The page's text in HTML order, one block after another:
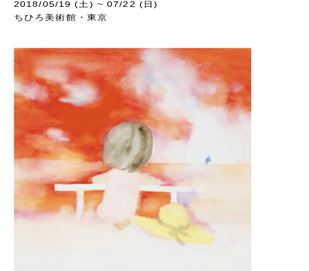
2018/05/19 (土) ~ 07/22 (日)
ちひろ美術館・東京